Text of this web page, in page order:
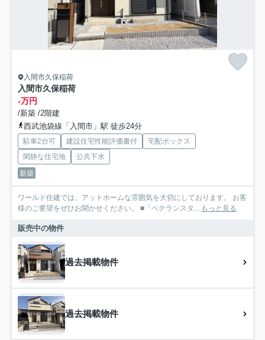
入間市久保稲荷
入間市久保稲荷
-万円
/新築 /2階建
西武池袋線「入間市」駅 徒歩24分
駐車2台可 建設住宅性能評価書付
宅配ボックス
閑静な住宅地
公共下水
新築
ワールド住建では、アットホームな雰囲気を大切にしております。 お客
様のご要望をぜひお聞かせください。 ■「ベテランスタ... もっと見る
販売中の物件
過去掲載物件
過去掲載物件